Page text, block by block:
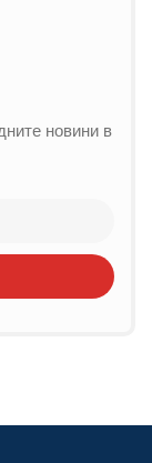
новини в